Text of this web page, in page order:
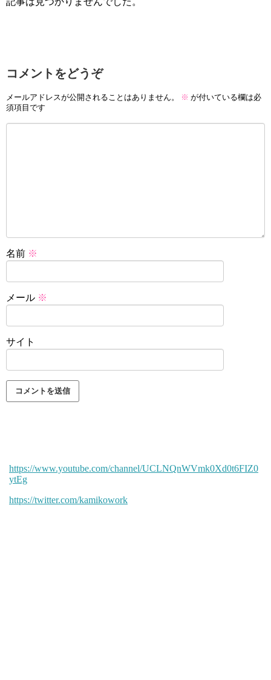
コメントをどうぞ
メールアドレスが公開されることはありません。 ※ が付いている欄は必
須項目です
名前 ※
メール ※
サイト
https://www.youtube.com/channel/UCLNQnWVmk0Xd0t6FIZ0
ytEg
https://twitter.com/kamikowork